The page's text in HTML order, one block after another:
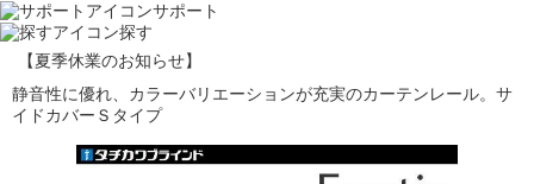
サポート
探す
【夏季休業のお知らせ】
静音性に優れ、カラーバリエーションが充実のカーテンレール。サ
イドカバーＳタイプ